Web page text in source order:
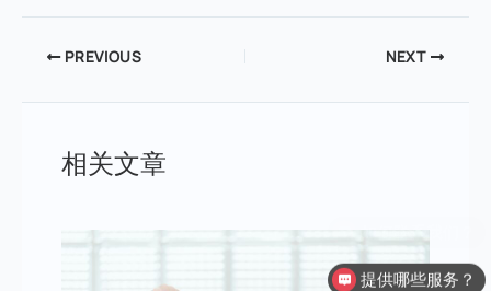
PREVIOUS NEXT
相关文章
提供哪些服务？